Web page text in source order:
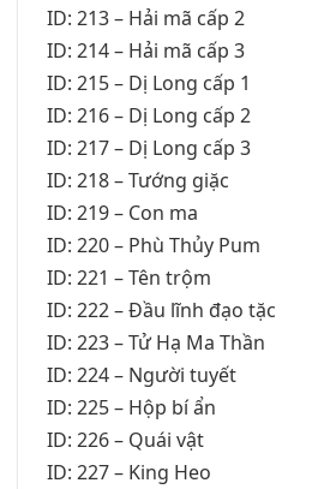
ID: 213 – Hải mã cấp 2
ID: 214 – Hải mã cấp 3
ID: 215 – Dị Long cấp 1
ID: 216 – Dị Long cấp 2
ID: 217 – Dị Long cấp 3
ID: 218 – Tướng giặc
ID: 219 – Con ma
ID: 220 – Phù Thủy Pum
ID: 221 – Tên trộm
ID: 222 – Đầu lĩnh đạo tặc
ID: 223 – Tử Hạ Ma Thần
ID: 224 – Người tuyết
ID: 225 – Hộp bí ẩn
ID: 226 – Quái vật
ID: 227 – King Heo